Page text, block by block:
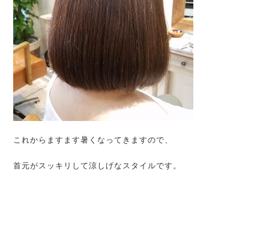
これからますます暑くなってきますので、
首元がスッキリして涼しげなスタイルです。